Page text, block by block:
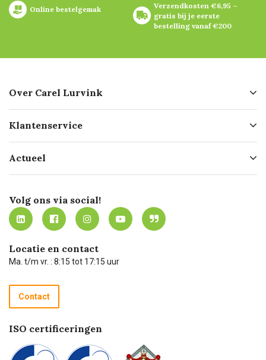
Online bestelgemak
Verzendkosten €6,95 –
gratis bij je eerste
bestelling vanaf €200
Over Carel Lurvink
Geschiedenis
Missie
Certificering
Werken bij Carel Lurvink
MVO
Klantenservice
Bezorgen
Mijn Carel Lurvink
Mijn Carel Lurvink instructievideo's
Carel Lurvink App
Hulp op afstand
Technische dienst
Recycle programma
Betalen
Actueel
Innovation LAB
Tevreden klanten
Carel Lurvink Blog
Carel de podcast
Volg ons via social!
Locatie en contact
Ma. t/m vr. : 8:15 tot 17:15 uur
Contact
ISO certificeringen